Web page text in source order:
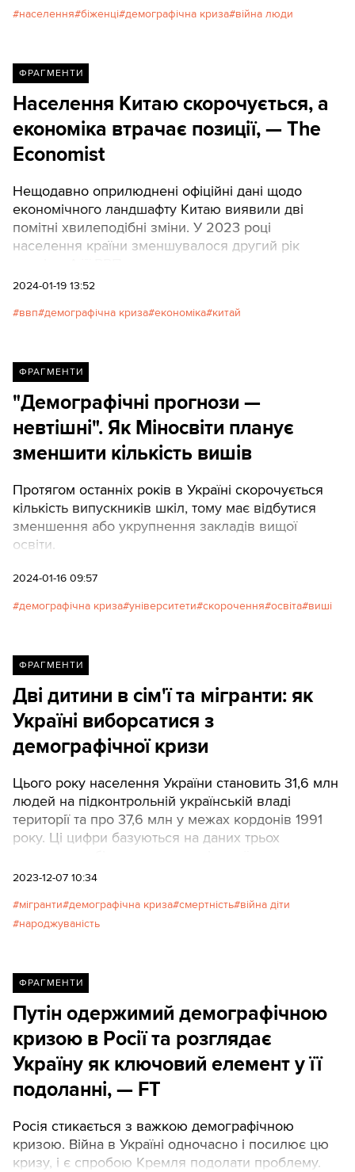
населення біженці демографічна криза війна люди
ФРАГМЕНТИ
Населення Китаю скорочується, а
економіка втрачає позиції, — The
Economist
Нещодавно оприлюднені офіційні дані щодо
економічного ландшафту Китаю виявили дві
помітні хвилеподібні зміни. У 2023 році
населення країни зменшувалося другий рік
еквіваленті.
2024-01-19 13:52
ввп демографічна криза економіка китай
ФРАГМЕНТИ
"Демографічні прогнози —
невтішні". Як Міносвіти планує
зменшити кількість вишів
Протягом останніх років в Україні скорочується
кількість випускників шкіл, тому має відбутися
зменшення або укрупнення закладів вищої
освіти.
2024-01-16 09:57
демографічна криза університети скорочення освіта виші
ФРАГМЕНТИ
Дві дитини в сім'ї та мігранти: як
Україні виборсатися з
демографічної кризи
Цього року населення України становить 31,6 млн
людей на підконтрольній українській владі
території та про 37,6 млн у межах кордонів 1991
року. Ці цифри базуються на даних трьох
Держстат у ході війни не в змозі точно
2023-12-07 10:34
мігранти демографічна криза смертність війна діти
народжуваність
ФРАГМЕНТИ
Путін одержимий демографічною
кризою в Росії та розглядає
Україну як ключовий елемент у її
подоланні, — FT
Росія стикається з важкою демографічною
кризою. Війна в Україні одночасно і посилює цю
кризу, і є спробою Кремля подолати проблему.